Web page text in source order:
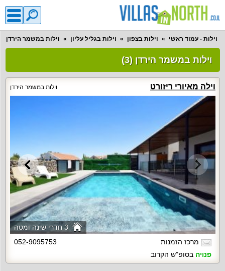
וילות - עמוד ראשי וילות בצפון וילות בגליל עליון וילות במשמר הירדן
וילות במשמר הירדן (3)
וילה מאיורי ריזורט וילות במשמר הירדן
3 חדרי שינה ומטה
מרכז הזמנות
052-9095753
פנויה בסופ"ש הקרוב